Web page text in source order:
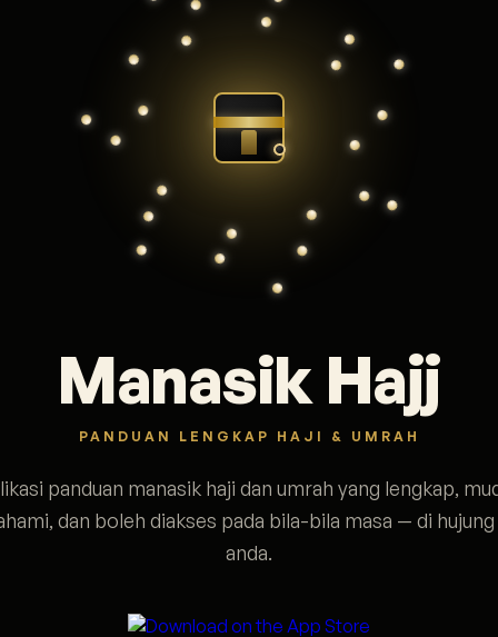
Manasik Hajj
PANDUAN LENGKAP HAJI & UMRAH
panduan manasik haji dan umrah yang lengkap,
dan boleh diakses pada bila-bila masa — di
anda.